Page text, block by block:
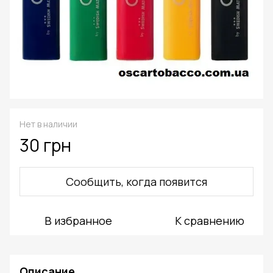
Нет в наличии
30 грн
Сообщить, когда появится
В избранное К сравнению